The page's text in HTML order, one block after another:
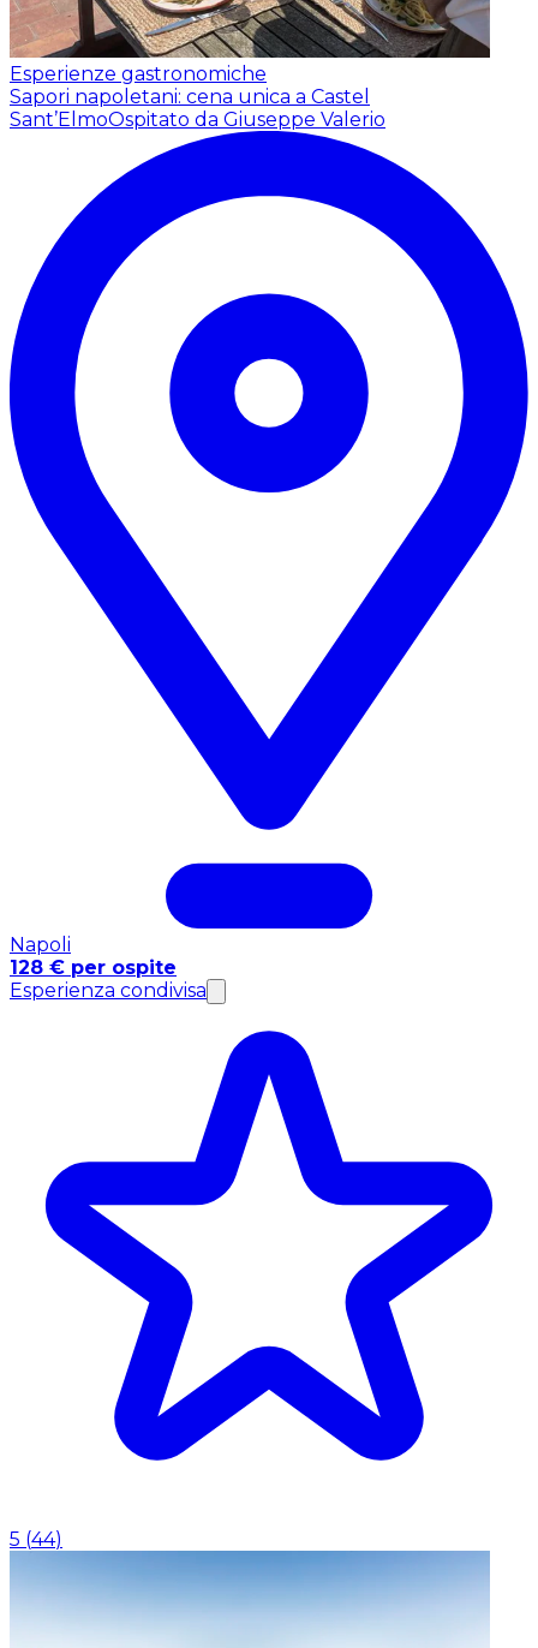
Esperienze gastronomiche
Sapori napoletani: cena unica a Castel
Sant’ElmoOspitato da Giuseppe Valerio
Napoli
128 € per ospite
Esperienza condivisa
5 (44)